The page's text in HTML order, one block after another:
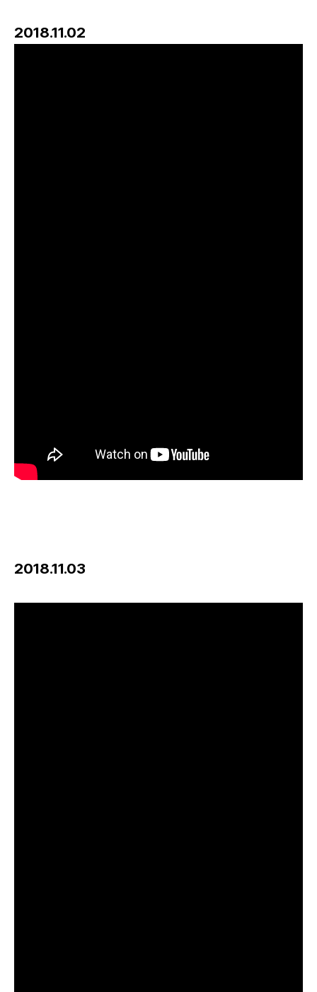
2018.11.02
2018.11.03